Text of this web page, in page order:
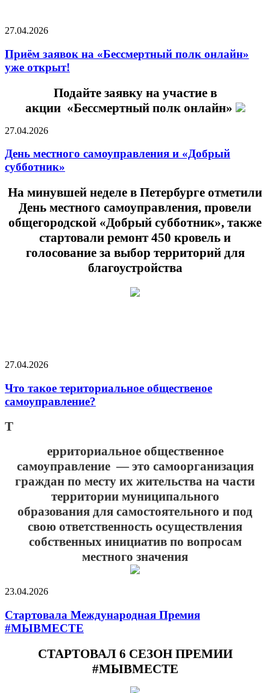
27.04.2026
Приём заявок на «Бессмертный полк онлайн»
уже открыт!
Подайте заявку на участие в
акции «Бессмертный полк онлайн»
27.04.2026
День местного самоуправления и «Добрый
субботник»
На минувшей неделе в Петербурге отметили
День местного самоуправления, провели
общегородской «Добрый субботник», также
стартовали ремонт 450 кровель и
голосование за выбор территорий для
благоустройства
27.04.2026
Что такое териториальное общественое
самоуправление?
Т
ерриториальное общественное
самоуправление — это самоорганизация
граждан по месту их жительства на части
территории муниципального
образования для самостоятельного и под
свою ответственность осуществления
собственных инициатив по вопросам
местного значения
23.04.2026
Стартовала Международная Премия
#МЫВМЕСТЕ
СТАРТОВАЛ 6 СЕЗОН ПРЕМИИ
#МЫВМЕСТЕ